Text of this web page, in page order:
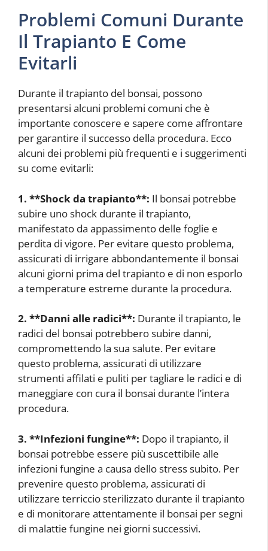
Problemi Comuni Durante
Il Trapianto E Come
Evitarli
Durante il trapianto del bonsai, possono
presentarsi alcuni problemi comuni che è
importante conoscere e sapere come affrontare
per garantire il successo della procedura. Ecco
alcuni dei problemi più frequenti e i suggerimenti
su come evitarli:
1. **Shock da trapianto**: Il bonsai potrebbe
subire uno shock durante il trapianto,
manifestato da appassimento delle foglie e
perdita di vigore. Per evitare questo problema,
assicurati di irrigare abbondantemente il bonsai
alcuni giorni prima del trapianto e di non esporlo
a temperature estreme durante la procedura.
2. **Danni alle radici**: Durante il trapianto, le
radici del bonsai potrebbero subire danni,
compromettendo la sua salute. Per evitare
questo problema, assicurati di utilizzare
strumenti affilati e puliti per tagliare le radici e di
maneggiare con cura il bonsai durante l’intera
procedura.
3. **Infezioni fungine**: Dopo il trapianto, il
bonsai potrebbe essere più suscettibile alle
infezioni fungine a causa dello stress subito. Per
prevenire questo problema, assicurati di
utilizzare terriccio sterilizzato durante il trapianto
e di monitorare attentamente il bonsai per segni
di malattie fungine nei giorni successivi.